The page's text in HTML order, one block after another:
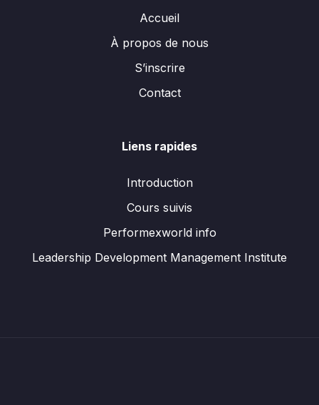
Accueil
À propos de nous
S’inscrire
Contact
Liens rapides
Introduction
Cours suivis
Performexworld info
Leadership Development Management Institute